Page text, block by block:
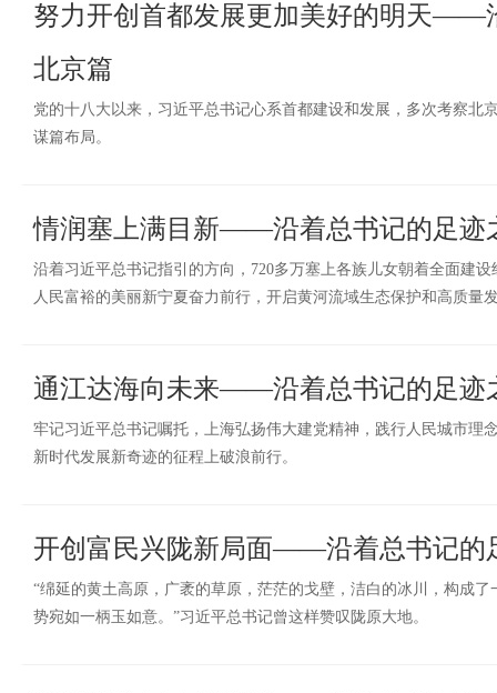
努力开创首都发展更加美好的明天——
北京篇
党的十八大以来，习近平总书记心系首都建设和发展，多次考察北
谋篇布局。
情润塞上满目新——沿着总书记的足迹
沿着习近平总书记指引的方向，720多万塞上各族儿女朝着全面建
人民富裕的美丽新宁夏奋力前行，开启黄河流域生态保护和高质量
通江达海向未来——沿着总书记的足迹
牢记习近平总书记嘱托，上海弘扬伟大建党精神，践行人民城市理
新时代发展新奇迹的征程上破浪前行。
开创富民兴陇新局面——沿着总书记的
“绵延的黄土高原，广袤的草原，茫茫的戈壁，洁白的冰川，构成
势宛如一柄玉如意。”习近平总书记曾这样赞叹陇原大地。